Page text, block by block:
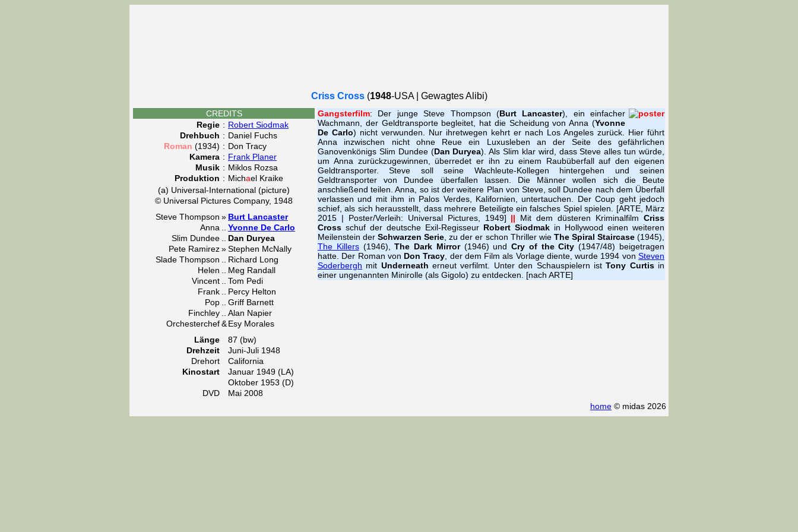
Criss Cross (1948-USA | Gewagtes Alibi)
CREDITS
Regie : Robert Siodmak
Drehbuch : Daniel Fuchs
Roman (1934) : Don Tracy
Kamera : Frank Planer
Musik : Miklos Rozsa
Produktion : Michael Kraike
(a) Universal-International (picture)
© Universal Pictures Company, 1948
Steve Thompson » Burt Lancaster
Anna
Yvonne De Carlo
Slim Dundee
Dan Duryea
Pete Ramirez»Stephen McNally
Slade Thompson
Richard Long
Helen
Meg Randall
Vincent
Tom Pedi
Frank
Percy Helton
Pop
Griff Barnett
Finchley
Alan Napier
Orchesterchef& Esy Morales
Länge
87 (bw)
Drehzeit
Juni-Juli 1948
Drehort
California
Kinostart
Januar 1949 (LA)
Oktober 1953 (D)
DVD
Mai 2008
Gangsterfilm: Der junge Steve Thompson (Burt Lancaster), ein einfacher
Wachmann, der Geldtransporte begleitet, hat die Scheidung von Anna (Yvonne
De Carlo) nicht verwunden. Nur ihretwegen kehrt er nach Los Angeles zurück. Hier führt
Anna inzwischen nicht ohne Reue ein Luxusleben an der Seite des gefährlichen
Ganovenkönigs Slim Dundee (Dan Duryea). Als Slim klar wird, dass Steve alles tun würde,
um Anna zurückzugewinnen, überredet er ihn zu einem Raubüberfall auf den eigenen
Geldtransporter. Steve soll seine Wachleute-Kollegen hintergehen und seinen
Geldtransporter von Dundee überfallen lassen. Die Männer wollen sich die Beute
anschließend teilen. Anna, so ist der weitere Plan von Steve, soll Dundee nach dem Überfall
verlassen und mit ihm in Palos Verdes, Kalifornien, untertauchen. Der Coup geht jedoch
schief, als sich herausstellt, dass mehrere Beteiligte ein falsches Spiel spielen. [ARTE, März
2015 | Poster/Verleih: Universal Pictures, 1949] || Mit dem düsteren KriminalfilmCriss
Cross schuf der deutsche Exil-Regisseur Robert Siodmak in Hollywood einen weiteren
Meilenstein derSchwarzen Serie , zu der er schon Thriller wie The Spiral Staircase(1945),
The Killers(1946),The Dark Mirror(1946) undCry of the City (1947/48) beigetragen
hatte. Der Roman von Don Tracy , der dem Film als Vorlage diente, wurde 1994 vonSteven
Soderbergh mit Underneath erneut verfilmt. Unter den Schauspielern istTony Curtisin
einer ungenannten Minirolle (als Gigolo) zu entdecken. [nach ARTE]
home © midas 2026